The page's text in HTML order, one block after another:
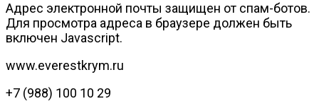
Адрес электронной почты защищен от спам-ботов.
Для просмотра адреса в браузере должен быть
включен Javascript.
www.everestkrym.ru
+7 (988) 100 10 29